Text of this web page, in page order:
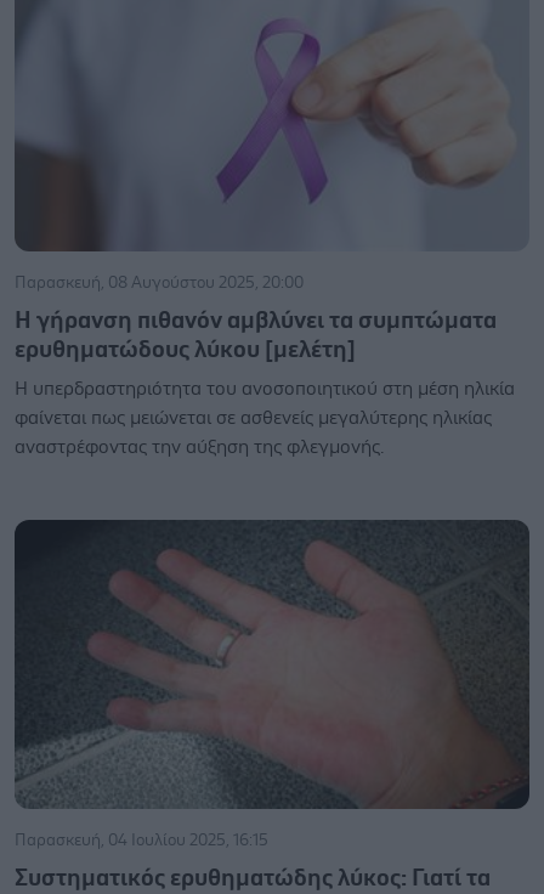
Παρασκευή, 08 Αυγούστου 2025, 20:00
Η γήρανση πιθανόν αμβλύνει τα συμπτώματα
ερυθηματώδους λύκου [μελέτη]
Η υπερδραστηριότητα του ανοσοποιητικού στη μέση ηλικία
φαίνεται πως μειώνεται σε ασθενείς μεγαλύτερης ηλικίας
αναστρέφοντας την αύξηση της φλεγμονής.
Παρασκευή, 04 Ιουλίου 2025, 16:15
Συστηματικός ερυθηματώδης λύκος: Γιατί τα